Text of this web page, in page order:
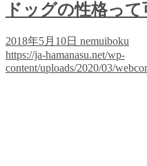
ドッグの性格っ
2018年5月10日 nemuiboku
https://ja-hamanasu.net/wp-
content/uploads/2020/03/